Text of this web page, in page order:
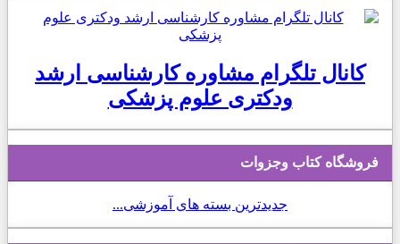
کانال تلگرام مشاوره کارشناسی ارشد
ودکتری علوم پزشکی
فروشگاه کتاب وجزوات
جدیدترین بسته های آموزشی...